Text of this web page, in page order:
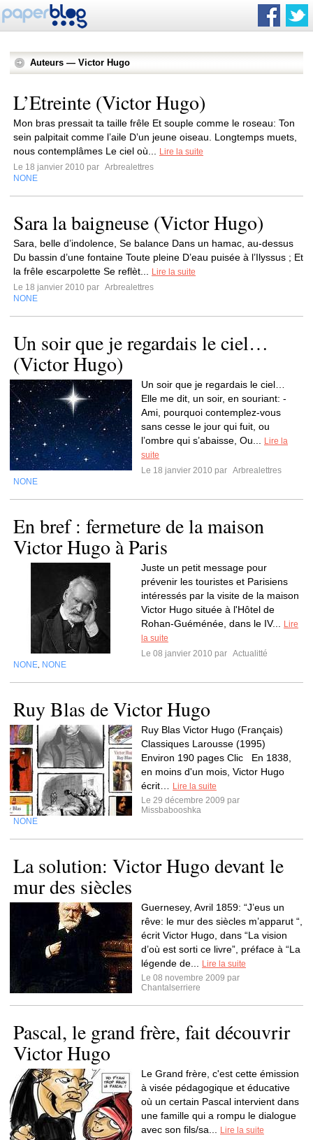
Auteurs — Victor Hugo
L’Etreinte (Victor Hugo)
Mon bras pressait ta taille frêle Et souple comme le roseau: Ton
sein palpitait comme l’aile D’un jeune oiseau. Longtemps muets,
nous contemplâmes Le ciel où...
Lire la suite
Le 18 janvier 2010 par Arbrealettres
NONE
Sara la baigneuse (Victor Hugo)
Sara, belle d’indolence, Se balance Dans un hamac, au-dessus
Du bassin d’une fontaine Toute pleine D’eau puisée à l’Ilyssus ; Et
la frêle escarpolette Se reflèt...
Lire la suite
Le 18 janvier 2010 par Arbrealettres
NONE
Un soir que je regardais le ciel…
(Victor Hugo)
Un soir que je regardais le ciel…
Elle me dit, un soir, en souriant: -
Ami, pourquoi contemplez-vous
sans cesse le jour qui fuit, ou
l’ombre qui s’abaisse, Ou...
Lire la
suite
Le 18 janvier 2010 par Arbrealettres
NONE
En bref : fermeture de la maison
Victor Hugo à Paris
Juste un petit message pour
prévenir les touristes et Parisiens
intéressés par la visite de la maison
Victor Hugo située à l'Hôtel de
Rohan-Guéménée, dans le IV...
Lire
la suite
Le 08 janvier 2010 par Actualitté
NONE NONE
Ruy Blas de Victor Hugo
Ruy Blas Victor Hugo (Français)
Classiques Larousse (1995)
Environ 190 pages Clic En 1838,
en moins d'un mois, Victor Hugo
écrit…
Lire la suite
Le 29 décembre 2009 par
Missbabooshka
NONE
La solution: Victor Hugo devant le
mur des siècles
Guernesey, Avril 1859: “J’eus un
rêve: le mur des siècles m’apparut “,
écrit Victor Hugo, dans “La vision
d’où est sorti ce livre”, préface à “La
légende de...
Lire la suite
Le 08 novembre 2009 par
Chantalserriere
Pascal, le grand frère, fait découvrir
Victor Hugo
Le Grand frère, c'est cette émission
à visée pédagogique et éducative
où un certain Pascal intervient dans
une famille qui a rompu le dialogue
avec son fils/sa...
Lire la suite